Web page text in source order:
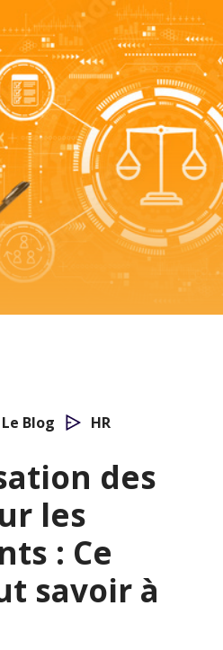
Blog HR
des
les
: Ce
savoir à